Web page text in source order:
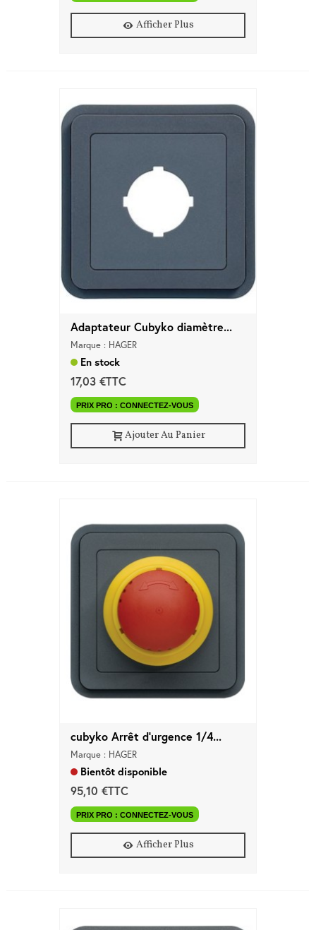
Afficher Plus
Adaptateur Cubyko diamètre...
Marque : HAGER
En stock
17,03 €TTC
PRIX PRO : CONNECTEZ-VOUS
Ajouter Au Panier
cubyko Arrêt d'urgence 1/4...
Marque : HAGER
Bientôt disponible
95,10 €TTC
PRIX PRO : CONNECTEZ-VOUS
Afficher Plus